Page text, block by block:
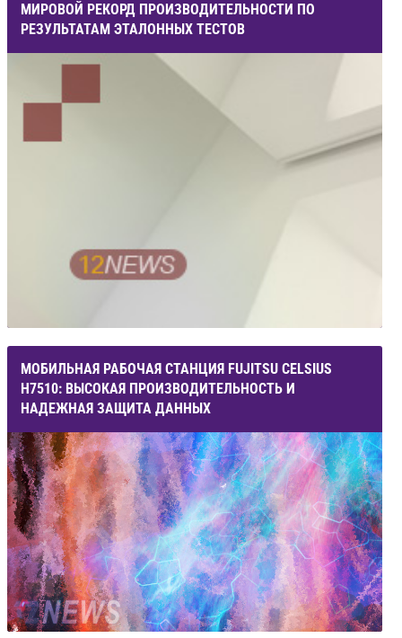
МИРОВОЙ РЕКОРД ПРОИЗВОДИТЕЛЬНОСТИ ПО
РЕЗУЛЬТАТАМ ЭТАЛОННЫХ ТЕСТОВ
МОБИЛЬНАЯ РАБОЧАЯ СТАНЦИЯ FUJITSU CELSIUS
H7510: ВЫСОКАЯ ПРОИЗВОДИТЕЛЬНОСТЬ И
НАДЕЖНАЯ ЗАЩИТА ДАННЫХ